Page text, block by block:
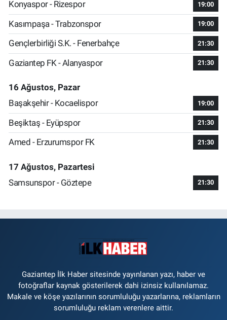
Konyaspor - Rizespor
19:00
Kasımpaşa - Trabzonspor 19:00
Gençlerbirliği S.K. - Fenerbahçe 21:30
Gaziantep FK - Alanyaspor 21:30
16 Ağustos, Pazar
Başakşehir - Kocaelispor
19:00
Beşiktaş - Eyüpspor 21:30
Amed - Erzurumspor FK 21:30
17 Ağustos, Pazartesi
Samsunspor - Göztepe
21:30
Gaziantep İlk Haber sitesinde yayınlanan yazı, haber ve
fotoğraflar kaynak gösterilerek dahi izinsiz kullanılamaz.
Makale ve köşe yazılarının sorumluluğu yazarlarına, reklamların
sorumluluğu reklam verenlere aittir.